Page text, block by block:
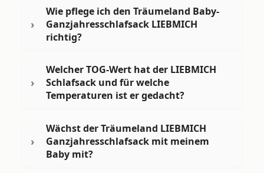
Wie pflege ich den Träumeland Baby-
Ganzjahresschlafsack LIEBMICH
richtig?
Welcher TOG-Wert hat der LIEBMICH
Schlafsack und für welche
Temperaturen ist er gedacht?
Wächst der Träumeland LIEBMICH
Ganzjahresschlafsack mit meinem
Baby mit?